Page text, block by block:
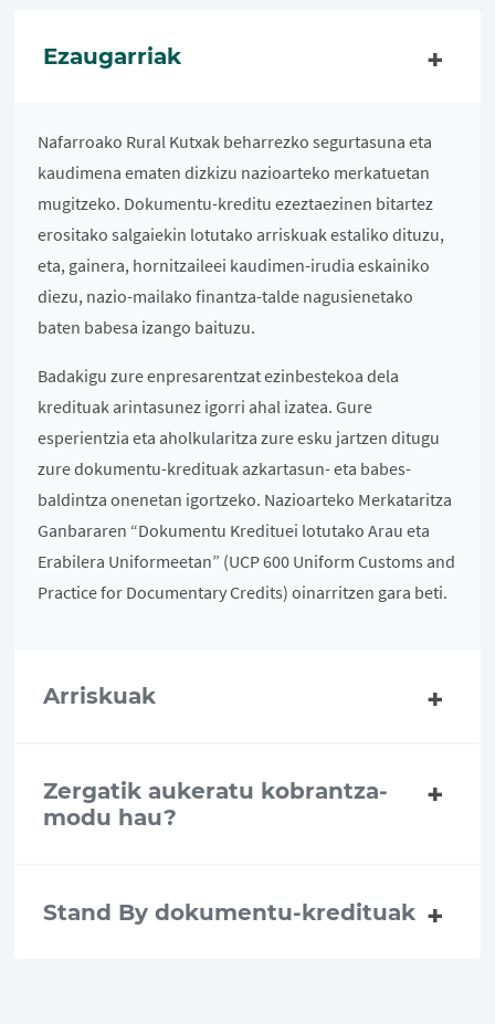
Ezaugarriak
Nafarroako Rural Kutxak beharrezko segurtasuna eta
kaudimena ematen dizkizu nazioarteko merkatuetan
mugitzeko. Dokumentu-kreditu ezeztaezinen bitartez
erositako salgaiekin lotutako arriskuak estaliko dituzu,
eta, gainera, hornitzaileei kaudimen-irudia eskainiko
diezu, nazio-mailako finantza-talde nagusienetako
baten babesa izango baituzu.
Badakigu zure enpresarentzat ezinbestekoa dela
kredituak arintasunez igorri ahal izatea. Gure
esperientzia eta aholkularitza zure esku jartzen ditugu
zure dokumentu-kredituak azkartasun- eta babes-
baldintza onenetan igortzeko. Nazioarteko Merkataritza
Ganbararen “Dokumentu Kredituei lotutako Arau eta
Erabilera Uniformeetan” (UCP 600 Uniform Customs and
Practice for Documentary Credits) oinarritzen gara beti.
Arriskuak
Zergatik aukeratu kobrantza-
modu hau?
Stand By dokumentu-kredituak